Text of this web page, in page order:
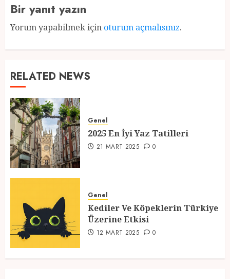
Bir yanıt yazın
Yorum yapabilmek için oturum açmalısınız.
RELATED NEWS
Genel
2025 En İyi Yaz Tatilleri
21 MART 2025 0
Genel
Kediler Ve Köpeklerin Türkiye
Üzerine Etkisi
12 MART 2025 0